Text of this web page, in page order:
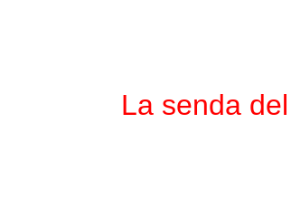
La senda